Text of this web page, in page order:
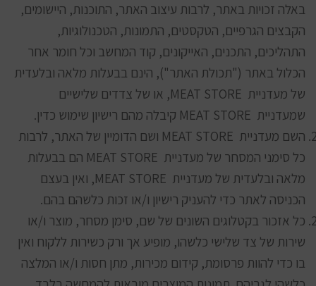
באלה זכויות באתר, לרבות עיצוב האתר, התוכנות, היישומים,
הקבצים הגרפיים, הטקסטים, התמונות, הטכנולוגיות,
התהליכים, התכנים, האייקונים, קוד המחשב וכל חומר אחר
הכלול באתר ("תכולת האתר"), הינם בבעלות מלאה ובלעדית
של מעדניית MEAT STORE, או של צדדים שלישיים
שמעדניית MEAT STORE קיבלה מהם רישיון שימוש כדין.
השם מעדניית MEAT STORE ושם הדומיין של האתר, לרבות
כל סימני המסחר של מעדניית MEAT STORE הם בבעלות
מלאה ובלעדית של מעדניית MEAT STORE, ואין בעצם
הכניסה לאתר כדי להעניק רישיון ו/או זכות כלשהם בהם.
כל אזכור בקטלוגים השונים של שם, סימן מסחר, מוצר ו/או
שירות של צד שלישי כלשהו, מופיע אך ורק כשירות ללקוח ואין
בו כדי להוות פרסומת, קידום מכירות, מתן חסות ו/או המלצה